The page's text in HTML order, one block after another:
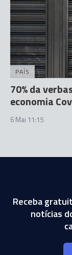
PAÍS
70% da
economia
6 Mai 11:15
Receba
notícias